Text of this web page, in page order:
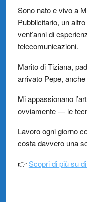
Sono nato e vivo a
Pubblicitario, un
vent’anni di
telecomunicazioni.
Marito di Tiziana,
arrivato Pepe,
Mi appassionano
ovviamente — le
Lavoro ogni giorno
costa davvero una
👉Scopri di più su